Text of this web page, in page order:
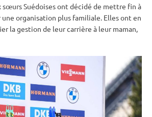
sœurs Suédoises ont décidé de mettre fin à
organisation plus familiale. Elles ont en
la gestion de leur carrière à leur maman,